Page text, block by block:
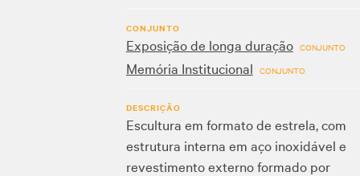
CONJUNTO
Exposição de longa duração CONJUNTO
Memória Institucional CONJUNTO
DESCRIÇÃO
Escultura em formato de estrela, com
estrutura interna em aço inoxidável e
revestimento externo formado por